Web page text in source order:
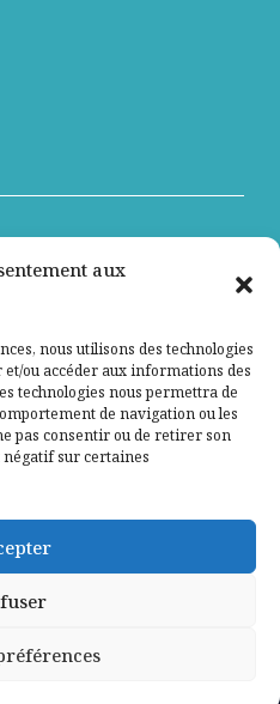
aux
nous utilisons des technologies
et/ou accéder aux informations des
technologies nous permettra de
de navigation ou les
pas consentir ou de retirer son
sur certaines